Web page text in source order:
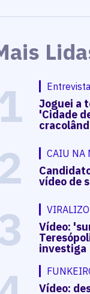
Joguei a
'Cidade
CAIU NA
vídeo de
Vídeo:
investiga
Vídeo: